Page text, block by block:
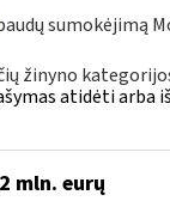
sumokėjimą
žinyno
atidėti arba
mln. eurų